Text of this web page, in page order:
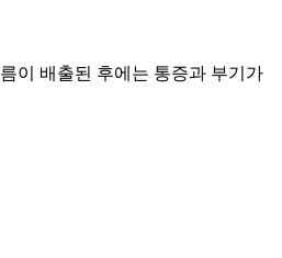
이 배출된 후에는 통증과 부기가